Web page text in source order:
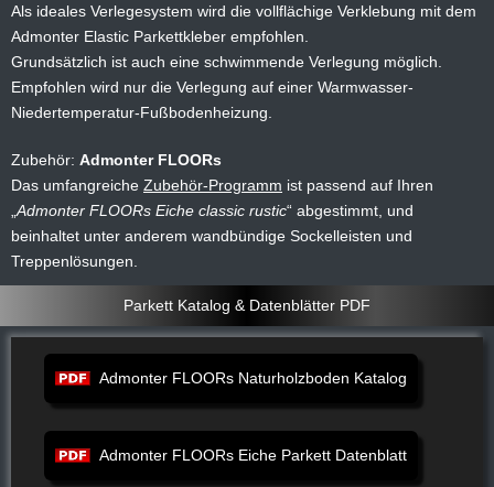
Als ideales Verlegesystem wird die vollflächige Verklebung mit dem
Admonter Elastic Parkettkleber empfohlen.
Grundsätzlich ist auch eine schwimmende Verlegung möglich.
Empfohlen wird nur die Verlegung auf einer Warmwasser-
Niedertemperatur-Fußbodenheizung.
Zubehör: Admonter FLOORs
Das umfangreiche Zubehör-Programm ist passend auf Ihren
Admonter FLOORs Eiche classic rustic abgestimmt, und
beinhaltet unter anderem wandbündige Sockelleisten und
Treppenlösungen.
Parkett Katalog & Datenblätter PDF
Admonter FLOORs Naturholzboden Katalog
Admonter FLOORs Eiche Parkett Datenblatt